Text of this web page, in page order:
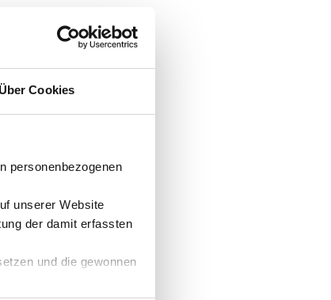
Über Cookies
personenbezogenen
unserer Website
der damit erfassten
und die gewonnen